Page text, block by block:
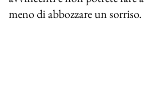
meno di abbozzare un sorriso.